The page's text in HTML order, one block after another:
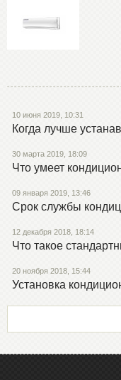
10 июня 2019, 10:31
Когда лучше
30 марта 2019, 18:09
Что умеет
09 января 2019, 13:46
Срок службы
12 декабря 2018, 18:14
Что такое
20 ноября 2018, 15:44
Установка